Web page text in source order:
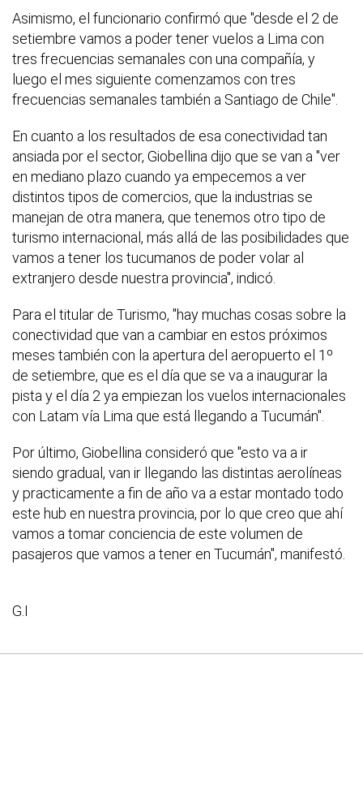
Asimismo, el funcionario confirmó que "desde el 2 de
setiembre vamos a poder tener vuelos a Lima con
tres frecuencias semanales con una compañía, y
luego el mes siguiente comenzamos con tres
frecuencias semanales también a Santiago de Chile".
En cuanto a los resultados de esa conectividad tan
ansiada por el sector, Giobellina dijo que se van a "ver
en mediano plazo cuando ya empecemos a ver
distintos tipos de comercios, que la industrias se
manejan de otra manera, que tenemos otro tipo de
turismo internacional, más allá de las posibilidades que
vamos a tener los tucumanos de poder volar al
extranjero desde nuestra provincia", indicó.
Para el titular de Turismo, "hay muchas cosas sobre la
conectividad que van a cambiar en estos próximos
meses también con la apertura del aeropuerto el 1º
de setiembre, que es el día que se va a inaugurar la
pista y el día 2 ya empiezan los vuelos internacionales
con Latam vía Lima que está llegando a Tucumán".
Por último, Giobellina consideró que "esto va a ir
siendo gradual, van ir llegando las distintas aerolíneas
y practicamente a fin de año va a estar montado todo
este hub en nuestra provincia, por lo que creo que ahí
vamos a tomar conciencia de este volumen de
pasajeros que vamos a tener en Tucumán", manifestó.
G.I